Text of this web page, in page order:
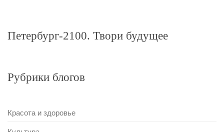
Петербург-2100. Твори будущее
Рубрики блогов
Красота и здоровье